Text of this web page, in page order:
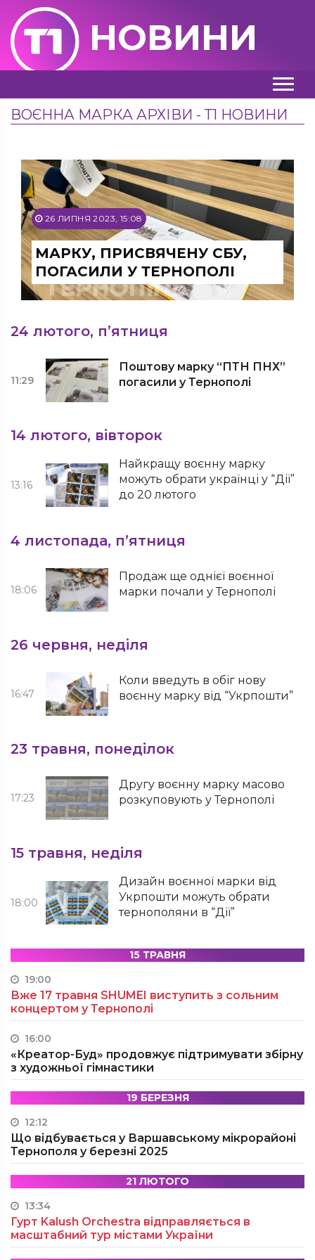
НОВИНИ
ВОЄННА МАРКА АРХІВИ - Т1 НОВИНИ
26 ЛИПНЯ 2023, 15:08
МАРКУ, ПРИСВЯЧЕНУ СБУ,
ПОГАСИЛИ У ТЕРНОПОЛІ
24 лютого, п’ятниця
11:29
Поштову марку “ПТН ПНХ”
погасили у Тернополі
14 лютого, вівторок
13:16
Найкращу воєнну марку
можуть обрати українці у “Дії”
до 20 лютого
4 листопада, п’ятниця
18:06
Продаж ще однієї воєнної
марки почали у Тернополі
26 червня, неділя
16:47
Коли введуть в обіг нову
воєнну марку від “Укрпошти”
23 травня, понеділок
17:23
Другу воєнну марку масово
розкуповують у Тернополі
15 травня, неділя
18:00
Дизайн воєнної марки від
Укрпошти можуть обрати
тернополяни в “Дії”
15 ТРАВНЯ
19:00
Вже 17 травня SHUMEI виступить з сольним
концертом у Тернополі
16:00
«Креатор-Буд» продовжує підтримувати збірну
з художньої гімнастики
19 БЕРЕЗНЯ
12:12
Що відбувається у Варшавському мікрорайоні
Тернополя у березні 2025
21 ЛЮТОГО
13:34
Гурт Kalush Orchestra відправляється в
масштабний тур містами України